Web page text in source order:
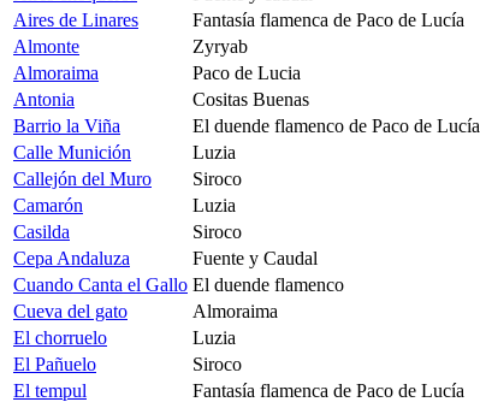
Aires de Linares
Fantasía flamenca de Paco de Lucía
Almonte
Zyryab
Almoraima
Paco de Lucia
Antonia
Cositas Buenas
Barrio la Viña
El duende flamenco de Paco de Lucía
Calle Munición
Luzia
Callejón del Muro
Siroco
Camarón
Luzia
Casilda
Siroco
Cepa Andaluza
Fuente y Caudal
Cuando Canta el Gallo El duende flamenco
Cueva del gato
Almoraima
El chorruelo
Luzia
El Pañuelo
Siroco
El tempul
Fantasía flamenca de Paco de Lucía